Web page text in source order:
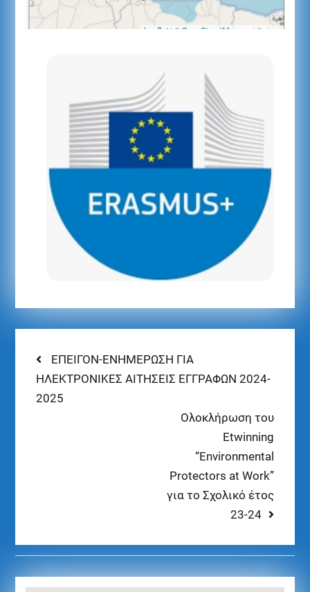
ΕΠΕΙΓΟΝ-ΕΝΗΜΕΡΩΣΗ ΓΙΑ
ΗΛΕΚΤΡΟΝΙΚΕΣ ΑΙΤΗΣΕΙΣ ΕΓΓΡΑΦΩΝ 2024-
2025
Ολοκλήρωση του
Etwinning
“Environmental
Protectors at Work”
για το Σχολικό έτος
23-24